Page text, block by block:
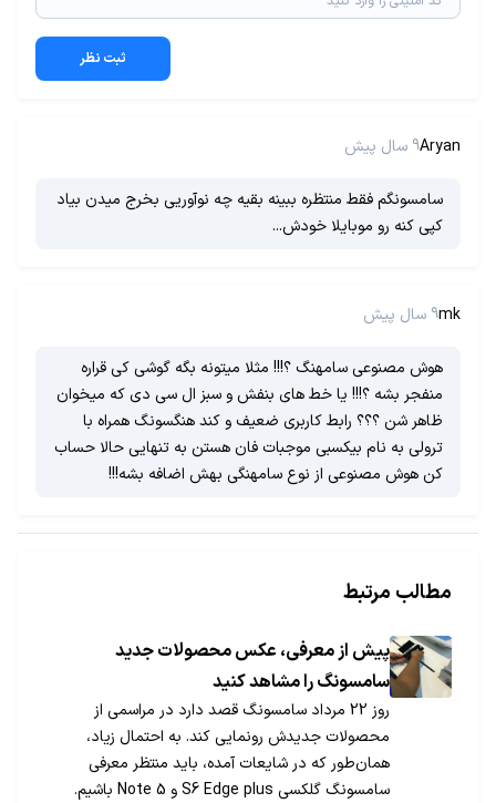
ثبت نظر
Aryan9 سال پیش
سامسونگم فقط منتظره ببینه بقیه چه نوآوریی بخرج میدن بیاد
کپی کنه رو موبایلا خودش...
mk9 سال پیش
هوش مصنوعی سامهنگ ؟!!! مثلا میتونه بگه گوشی کی قراره
منفجر بشه ؟!!! یا خط های بنفش و سبز ال سی دی که میخوان
ظاهر شن ؟؟؟ رابط کاربری ضعیف و کند هنگسونگ همراه با
ترولی به نام بیکسبی موجبات فان هستن به تنهایی حالا حساب
کن هوش مصنوعی از نوع سامهنگی بهش اضافه بشه!!!
مطالب مرتبط
پیش از معرفی، عکس محصولات جدید
سامسونگ را مشاهد کنید
روز 22 مرداد سامسونگ قصد دارد در مراسمی از
محصولات جدیدش رونمایی کند. به احتمال زیاد،
همان‌طور که در شایعات آمده، باید منتظر معرفی
سامسونگ گلکسی S6 Edge plus و Note 5 باشیم.